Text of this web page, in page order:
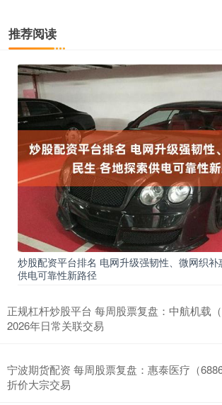
推荐阅读
炒股配资平台排名 电网升级强韧性、微网织
供电可靠性新路径
正规杠杆炒股平台 每周股票复盘：中航机载
2026年日常关联交易
宁波期货配资 每周股票复盘：惠泰医疗（
折价大宗交易